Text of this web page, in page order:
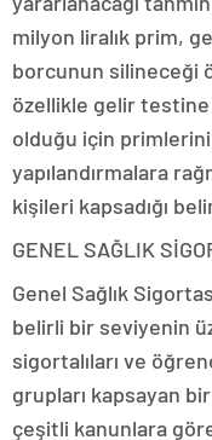
milyon liralık prim,
borcunun silineceği
özellikle gelir
olduğu için
yapılandırmalara
kişileri kapsadığı
GENEL SAĞLIK
Genel Sağlık
belirli bir seviyenin
sigortalıları ve
grupları kapsayan
çeşitli kanunlara